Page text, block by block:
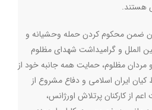
هستند.
ضمن محکوم کردن حمله وحشیانه و
الملل و گرامیداشت شهدای مظلوم
مردان مظلوم، حمایت همه جانبه خود از
ایران اسلامی و دفاع مشروع از
از کارکنان پرتلاش اورژانس،